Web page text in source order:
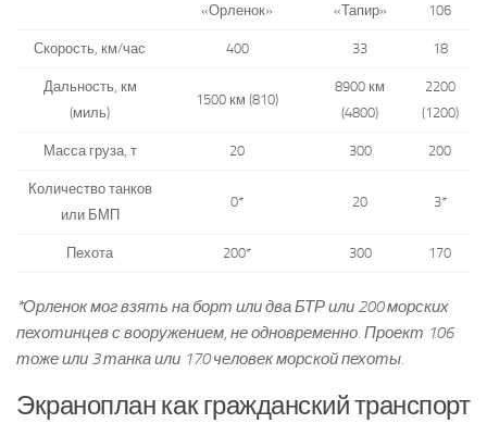
«Орленок»
«Тапир»
106
Скорость, км/час 400 33 18
Дальность, км
(миль)
1500 км (810)
8900 км
(4800)
2200
(1200)
Масса груза, т 20 300 200
Количество танков
или БМП
0* 20 3*
Пехота 200* 300 170
*Орленок мог взять на борт или два БТР или 200 морских
пехотинцев с вооружением, не одновременно. Проект 106
тоже или 3 танка или 170 человек морской пехоты.
Экраноплан как гражданский транспорт